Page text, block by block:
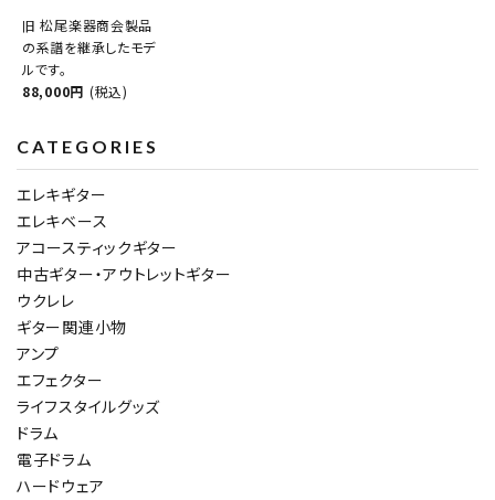
旧 松尾楽器商会製品
の系譜を継承したモデ
ルです。
88,000円 (税込)
CATEGORIES
エレキギター
エレキベース
アコースティックギター
中古ギター・アウトレットギター
ウクレレ
ギター関連小物
アンプ
エフェクター
ライフスタイルグッズ
ドラム
電子ドラム
ハードウェア